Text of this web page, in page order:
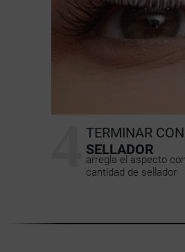
TERMINAR
SELLADOR
arregla el aspecto
cantidad de sellador